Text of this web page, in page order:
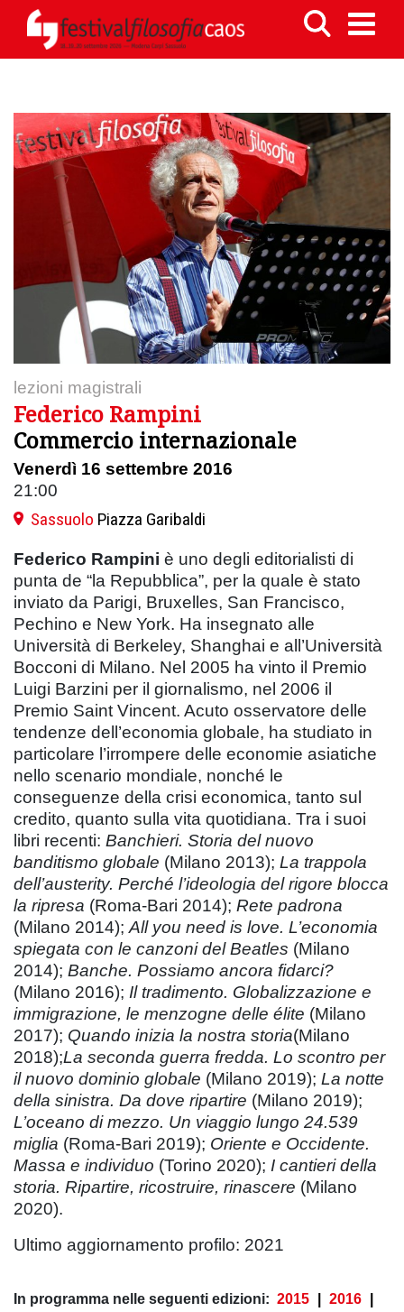
lezioni magistrali
Federico Rampini
Commercio internazionale
Venerdì 16 settembre 2016
21:00
Sassuolo Piazza Garibaldi
Federico Rampini è uno degli editorialisti di
punta de “la Repubblica”, per la quale è stato
inviato da Parigi, Bruxelles, San Francisco,
Pechino e New York. Ha insegnato alle
Università di Berkeley, Shanghai e all’Università
Bocconi di Milano. Nel 2005 ha vinto il Premio
Luigi Barzini per il giornalismo, nel 2006 il
Premio Saint Vincent. Acuto osservatore delle
tendenze dell’economia globale, ha studiato in
particolare l’irrompere delle economie asiatiche
nello scenario mondiale, nonché le
conseguenze della crisi economica, tanto sul
credito, quanto sulla vita quotidiana. Tra i suoi
libri recenti: Banchieri. Storia del nuovo
banditismo globale (Milano 2013); La trappola
dell’austerity. Perché l’ideologia del rigore blocca
la ripresa (Roma-Bari 2014); Rete padrona
(Milano 2014);All you need is love. L’economia
spiegata con le canzoni del Beatles (Milano
2014); Banche. Possiamo ancora fidarci?
(Milano 2016); Il tradimento. Globalizzazione e
immigrazione, le menzogne delle élite (Milano
2017); Quando inizia la nostra storia(Milano
2018);La seconda guerra fredda. Lo scontro per
il nuovo dominio globale (Milano 2019); La notte
della sinistra. Da dove ripartire (Milano 2019);
L’oceano di mezzo. Un viaggio lungo 24.539
miglia (Roma-Bari 2019); Oriente e Occidente.
Massa e individuo (Torino 2020); I cantieri della
storia. Ripartire, ricostruire, rinascere (Milano
2020).
Ultimo aggiornamento profilo: 2021
In programma nelle seguenti edizioni: 2015 2016